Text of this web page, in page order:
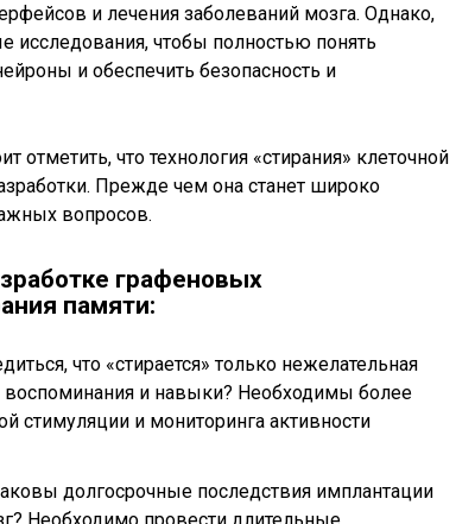
и лечения заболеваний мозга. Однако,
исследования, чтобы полностью понять
и обеспечить безопасность и
отметить, что технология «стирания» клеточной
Прежде чем она станет широко
вопросов.
графеновых
памяти:
что «стирается» только нежелательная
воспоминания и навыки? Необходимы более
стимуляции и мониторинга активности
долгосрочные последствия имплантации